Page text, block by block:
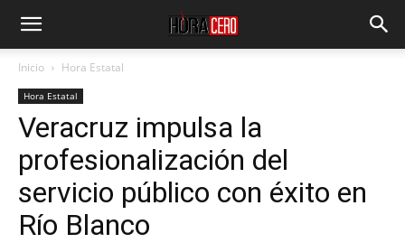
Inicio Hora Estatal
Hora Estatal
Veracruz impulsa la
profesionalización del
servicio público con éxito en
Río Blanco